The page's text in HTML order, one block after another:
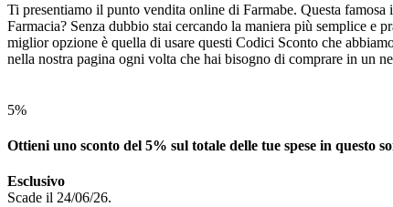
Ti presentiamo il punto vendita online di Farmabe. Questa
Farmacia? Senza dubbio stai cercando la maniera più semplice e
miglior opzione è quella di usare questi Codici Sconto che
nella nostra pagina ogni volta che hai bisogno di comprare in un
5%
Ottieni uno sconto del 5% sul totale delle tue spese in questo
Esclusivo
Scade il 24/06/26.